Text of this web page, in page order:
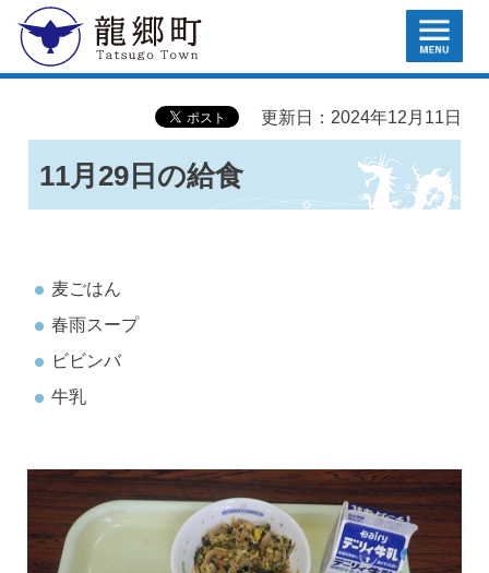
龍郷町 MENU
更新日：2024年12月11日
11月29日の給食
麦ごはん
春雨スープ
ビビンバ
牛乳